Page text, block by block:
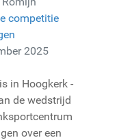
competitie
2025
in Hoogkerk -
de wedstrijd
over een